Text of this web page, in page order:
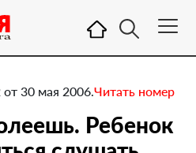
30 мая 2006.Читать номер
Ребенок